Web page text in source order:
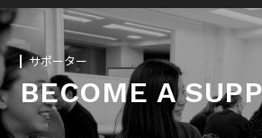
サポーター
BECOME A